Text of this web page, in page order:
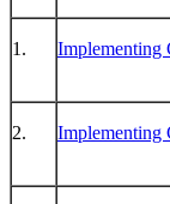
1. Implementing
2. Implementing